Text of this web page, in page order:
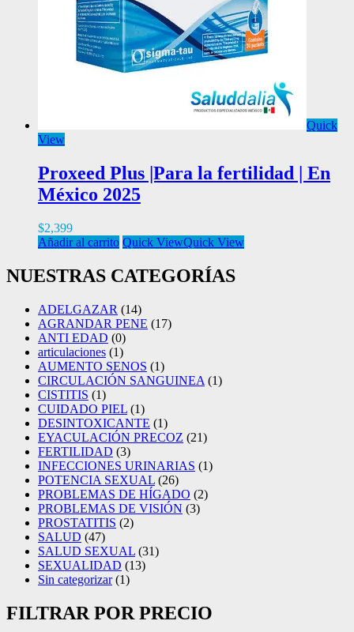
Quick
View
Proxeed Plus |Para la fertilidad | En
México 2025
$2,399
Añadir al carrito Quick ViewQuick View
NUESTRAS CATEGORÍAS
ADELGAZAR (14)
AGRANDAR PENE (17)
ANTI EDAD (0)
articulaciones (1)
AUMENTO SENOS (1)
CIRCULACIÓN SANGUINEA (1)
CISTITIS (1)
CUIDADO PIEL (1)
DESINTOXICANTE (1)
EYACULACIÓN PRECOZ (21)
FERTILIDAD (3)
INFECCIONES URINARIAS (1)
POTENCIA SEXUAL (26)
PROBLEMAS DE HÍGADO (2)
PROBLEMAS DE VISIÓN (3)
PROSTATITIS (2)
SALUD (47)
SALUD SEXUAL (31)
SEXUALIDAD (13)
Sin categorizar (1)
FILTRAR POR PRECIO